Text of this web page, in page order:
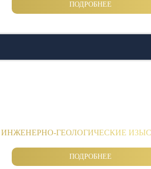
ПОДРОБНЕЕ
ИНЖЕНЕРНО-ГЕОЛОГИЧЕСКИЕ
ПОДРОБНЕЕ